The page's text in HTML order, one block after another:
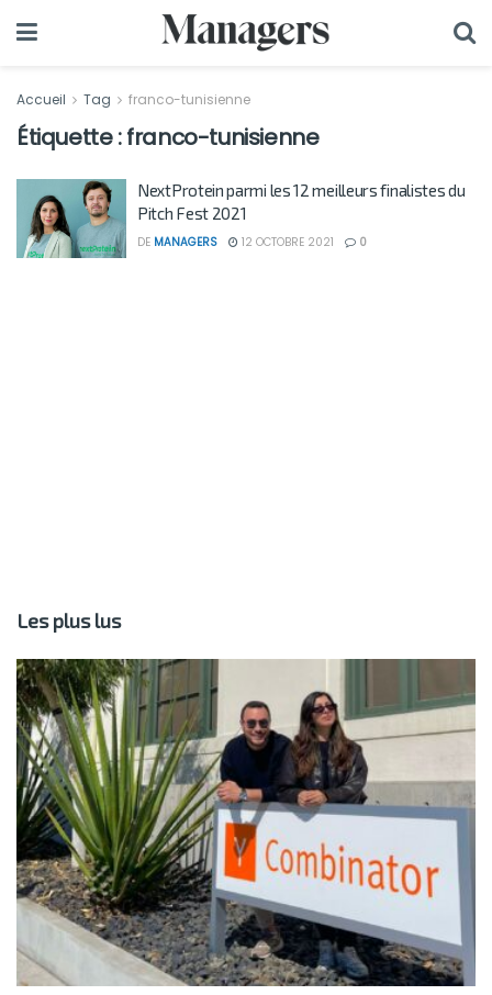
Accueil Tag franco-tunisienne
Étiquette :franco-tunisienne
NextProtein parmi les 12 meilleurs finalistes du
Pitch Fest 2021
DE MANAGERS 12 OCTOBRE 2021 0
Les plus lus